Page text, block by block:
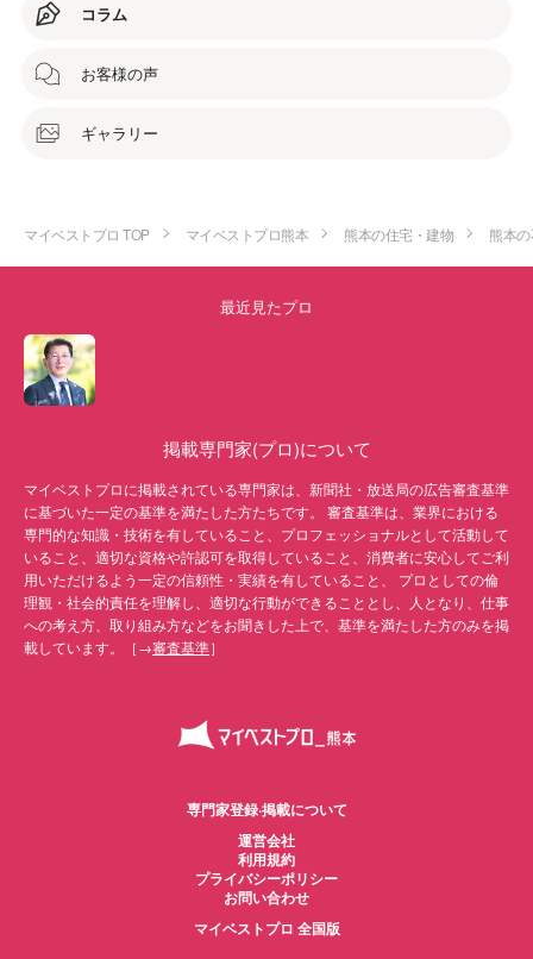
コラム
お客様の声
ギャラリー
マイベストプロ TOP マイベストプロ熊本 熊本の住宅・建物 熊本
最近見たプロ
掲載専門家(プロ)について
マイベストプロに掲載されている専門家は、新聞社・放送局の広告審査基準
に基づいた一定の基準を満たした方たちです。 審査基準は、業界における
専門的な知識・技術を有していること、プロフェッショナルとして活動して
いること、適切な資格や許認可を取得していること、消費者に安心してご利
用いただけるよう一定の信頼性・実績を有していること、 プロとしての倫
理観・社会的責任を理解し、適切な行動ができることとし、人となり、仕事
への考え方、取り組み方などをお聞きした上で、基準を満たした方のみを掲
載しています。［→審査基準］
専門家登録·掲載について
運営会社
利用規約
プライバシーポリシー
お問い合わせ
マイベストプロ 全国版